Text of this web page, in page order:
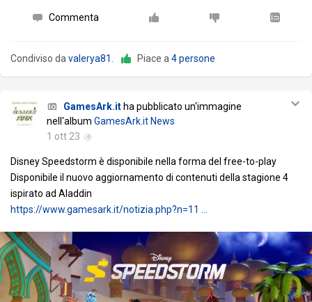
Commenta
Condiviso da valerya81 Piace a 4 persone
GamesArk.it ha pubblicato un'immagine
nell'album GamesArk.it News
1 ott 23
Disney Speedstorm è disponibile nella forma del free-to-play
Disponibile il nuovo aggiornamento di contenuti della stagione 4
ispirato ad Aladdin
https://www.gamesark.it/notizia.php?n=11 …